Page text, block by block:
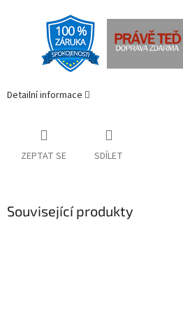
Detailní informace
ZEPTAT SE SDÍLET
Související produkty